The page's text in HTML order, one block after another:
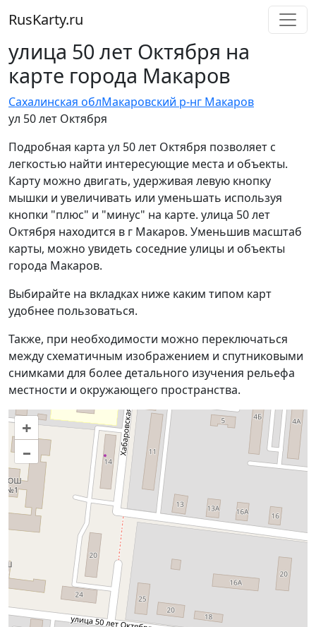
RusKarty.ru
улица 50 лет Октября на
карте города Макаров
Сахалинская облМакаровский р-нг Макаров
ул 50 лет Октября
Подробная карта ул 50 лет Октября позволяет с
легкостью найти интересующие места и объекты.
Карту можно двигать, удерживая левую кнопку
мышки и увеличивать или уменьшать используя
кнопки "плюс" и "минус" на карте. улица 50 лет
Октября находится в г Макаров. Уменьшив масштаб
карты, можно увидеть соседние улицы и объекты
города Макаров.
Выбирайте на вкладках ниже каким типом карт
удобнее пользоваться.
Также, при необходимости можно переключаться
между схематичным изображением и спутниковыми
снимками для более детального изучения рельефа
местности и окружающего пространства.
+
–